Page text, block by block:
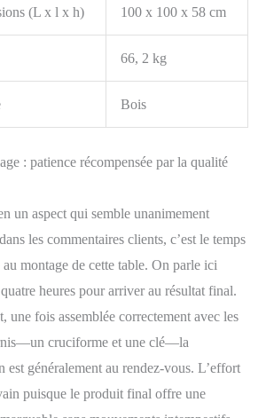
taille entièrement
DE 4 TABOURETS
DE RANGEMENT] :
Table basse extensible
seulement répond aux
un espace de rangement
supplémentaire caché.
au design de la table.
[ASSEMBLAGE
FACILE ET SERVICE
APRÈS-VENTE] :
L'assemblage est un jeu
d'enfant grâce aux
aux instructions claires
(L x l x h) 100 x 100 x 58 cm
66, 2 kg
Bois
: patience récompensée par la qualité
un aspect qui semble unanimement
les commentaires clients, c’est le temps
au montage de cette table. On parle ici
heures pour arriver au résultat final.
une fois assemblée correctement avec les
cruciforme et une clé—la
est généralement au rendez-vous. L’effort
puisque le produit final offre une